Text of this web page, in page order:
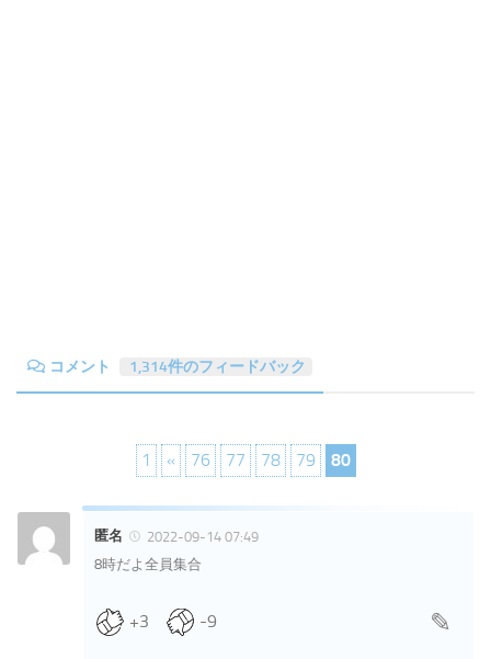
コメント 1,314件のフィードバック
1 « 76 77 78 79 80
匿名
2022-09-14 07:49
8時だよ全員集合
+3 -9